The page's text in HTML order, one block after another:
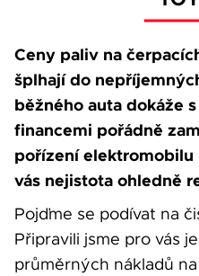
Ceny paliv na
šplhají do
běžného auta dokáže
financemi pořádně
pořízení elektromobilu
vás nejistota ohledně
Pojďme se podívat na
Připravili jsme pro vás
průměrných nákladů